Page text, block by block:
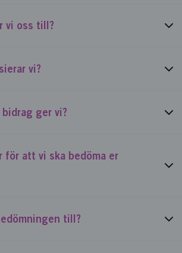
vi oss till?
vi?
ger vi?
för att vi ska bedöma er
till?